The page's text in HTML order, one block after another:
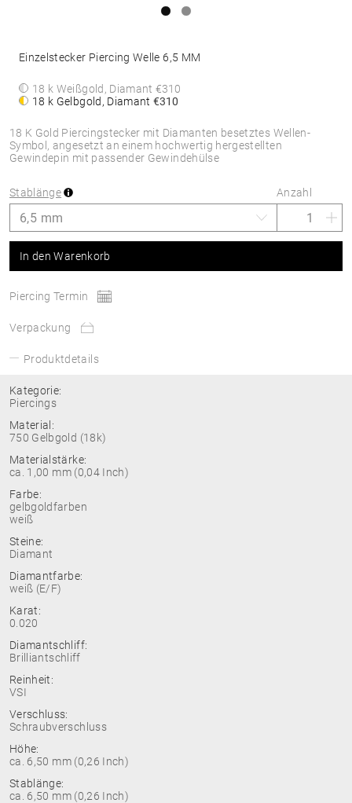
18 K Gold Piercingstecker mit Diamanten besetztes Wellen-
Symbol, angesetzt an einem hochwertig hergestellten
Gewindepin mit passender Gewindehülse
Einzelstecker Piercing Welle 6,5 MM
18 k Weißgold, Diamant€310
18 k Gelbgold, Diamant€310
Stablänge Anzahl
In den Warenkorb
Piercing Termin
Verpackung
Produktdetails
Kategorie:
Piercings
Material:
750 Gelbgold (18k)
Materialstärke:
ca. 1,00 mm (0,04 Inch)
Farbe:
gelbgoldfarben
weiß
Steine:
Diamant
Diamantfarbe:
weiß (E/F)
Karat:
0.020
Diamantschliff:
Brilliantschliff
Reinheit:
VSI
Verschluss:
Schraubverschluss
Höhe:
ca. 6,50 mm (0,26 Inch)
Stablänge:
ca. 6,50 mm (0,26 Inch)